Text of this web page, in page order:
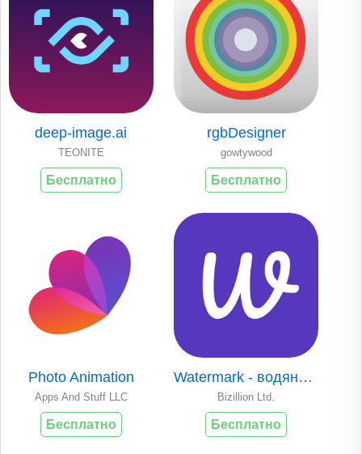
deep-image.ai
TEONITE
Бесплатно
rgbDesigner
gowtywood
Бесплатно
Photo Animation
Apps And Stuff LLC
Бесплатно
Watermark - водяной знак
Bizillion Ltd.
Бесплатно